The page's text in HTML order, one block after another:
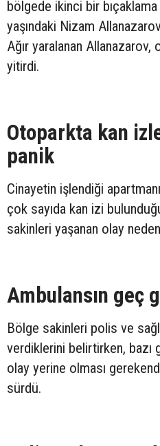
bölgede ikinci bir
yaşındaki Nizam
Ağır yaralanan Allanazarov,
yitirdi.
Otoparkta kan
panik
Cinayetin işlendiği
çok sayıda kan izi
sakinleri yaşanan olay
Ambulansın geç
Bölge sakinleri polis ve
verdiklerini belirtirken, bazı
olay yerine olması
sürdü.